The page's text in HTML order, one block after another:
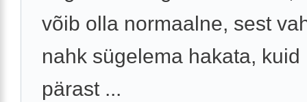
võib olla normaalne, sest
nahk sügelema hakata, kuid
pärast ...